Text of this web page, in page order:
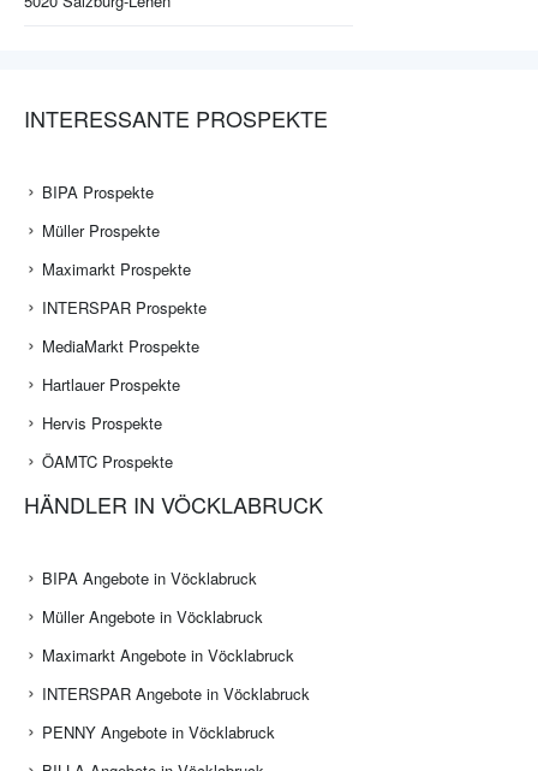
INTERESSANTE PROSPEKTE
BIPA Prospekte
Müller Prospekte
Maximarkt Prospekte
INTERSPAR Prospekte
MediaMarkt Prospekte
Hartlauer Prospekte
Hervis Prospekte
ÖAMTC Prospekte
HÄNDLER IN VÖCKLABRUCK
BIPA Angebote in Vöcklabruck
Müller Angebote in Vöcklabruck
Maximarkt Angebote in Vöcklabruck
INTERSPAR Angebote in Vöcklabruck
PENNY Angebote in Vöcklabruck